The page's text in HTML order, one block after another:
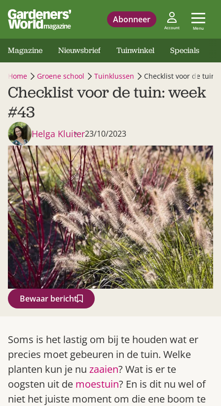
Abonneer
Account Menu
Magazine Nieuwsbrief Tuinwinkel Specials
Home Groene school Tuinklussen Checklist voor de tuin:
Checklist voor de tuin: week
#43
Helga Kluiter23/10/2023
Bewaar bericht
Soms is het lastig om bij te houden wat er
precies moet gebeuren in de tuin. Welke
planten kun je nu zaaien? Wat is er te
oogsten uit de moestuin? En is dit nu wel of
niet het juiste moment om die ene boom te